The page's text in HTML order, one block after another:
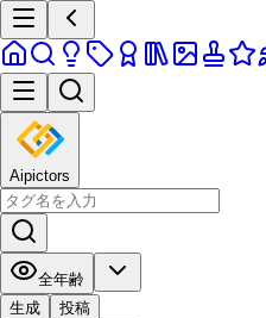
Aipictors
全年齢
生成
投稿